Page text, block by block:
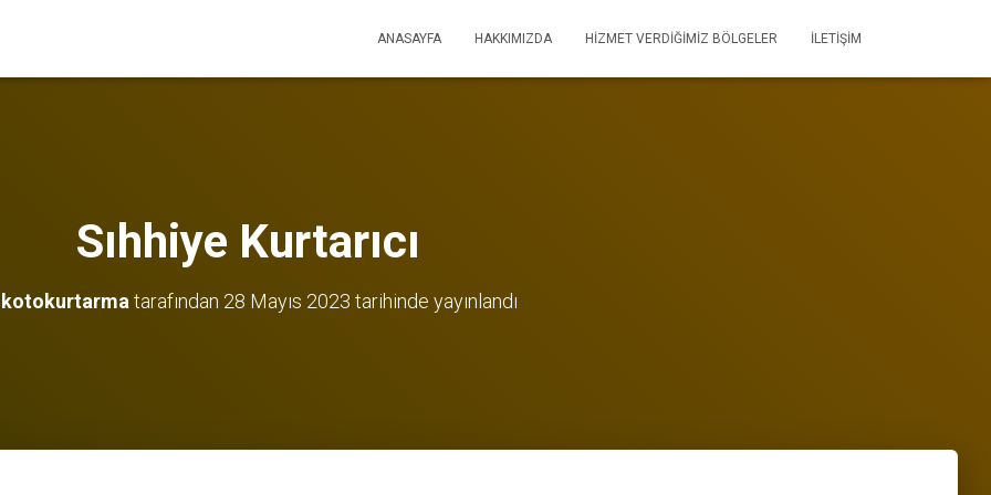
ANASAYFA HAKKIMIZDA HIZMET VERDIĞIMIZ BÖLGELER İLETIŞIM
Sıhhiye Kurtarıcı
tarafından 28 Mayıs 2023 tarihinde yayınlandı